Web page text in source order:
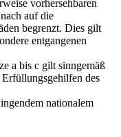
vorhersehbaren
auf die
begrenzt. Dies gilt
entgangenen
a bis c gilt sinngemäß
des
nationalem